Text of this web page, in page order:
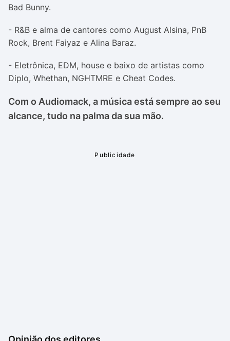
Bad Bunny.
- R&B e alma de cantores como August Alsina, PnB
Rock, Brent Faiyaz e Alina Baraz.
- Eletrônica, EDM, house e baixo de artistas como
Diplo, Whethan, NGHTMRE e Cheat Codes.
Com o Audiomack, a música está sempre ao seu
alcance, tudo na palma da sua mão.